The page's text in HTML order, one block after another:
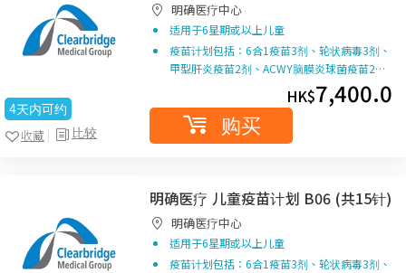
4天内可约
比较
收藏
明确医疗中心
适用于6星期或以上儿童
疫苗计划包括：6合1疫苗3剂、轮状病毒3剂、
甲型肝炎疫苗2剂、ACWY脑膜炎球菌疫苗2…
HK$7,400.0
购买
明确医疗 儿童疫苗计划 B06 (共15针)
明确医疗中心
适用于6星期或以上儿童
疫苗计划包括：6合1疫苗3剂、轮状病毒3剂、